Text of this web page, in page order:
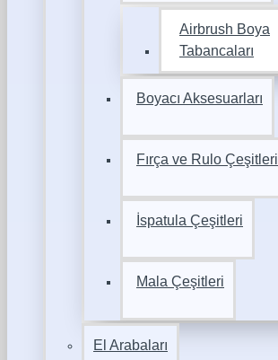
Airbrush Boya
Tabancaları
Boyacı Aksesuarları
Fırça ve Rulo Çeşitleri
İspatula Çeşitleri
Mala Çeşitleri
El Arabaları